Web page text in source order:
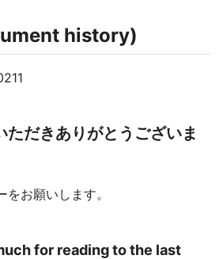
history)
ただきありがとうございま
お願いします。
for reading to the last